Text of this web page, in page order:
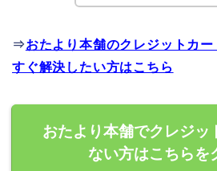
⇒おたより本舗のクレジットカ
すぐ解決したい方はこちら
おたより本舗でクレジッ
ない方はこちらを